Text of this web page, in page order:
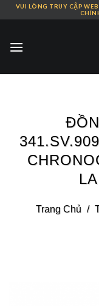
Skip
content
VUI LÒNG TRUY CẬP
Trang Chủ /